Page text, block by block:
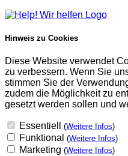
Hinweis zu Cookies
Diese Website verwendet
zu verbessern. Wenn Sie
stimmen Sie der
zudem die Möglichkeit zu
gesetzt werden sollen und
Essentiell (Weitere Infos)
Funktional (Weitere Infos)
Marketing (Weitere Infos)